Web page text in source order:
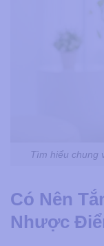
Tìm hiểu chung
Có Nên
Nhược